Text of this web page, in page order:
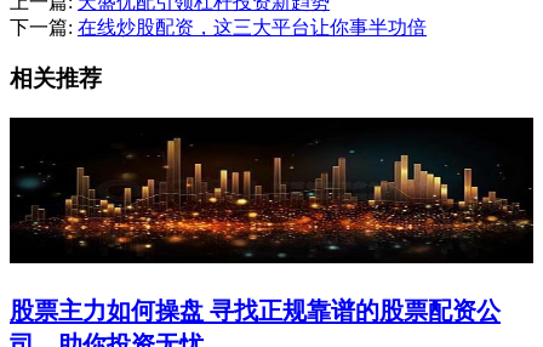
下一篇: 在线炒股配资，这三大平台让你事半功倍
相关推荐
股票主力如何操盘 寻找正规靠谱的股票配资公